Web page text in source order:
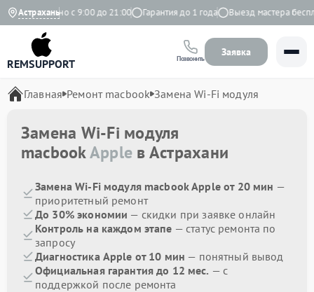
Астрахань
Ежедневно с 9:00 до 21:00 Гарантия до 1 года Выезд мастера
REMSUPPORT Позвонить
Заявка
Главная Ремонт macbook Замена Wi-Fi модуля
Замена Wi-Fi модуля
macbookApple в Астрахани
Замена Wi-Fi модуля macbook Apple от 20 мин —
приоритетный ремонт
До 30% экономии — скидки при заявке онлайн
Контроль на каждом этапе — статус ремонта по
запросу
Диагностика Apple от 10 мин — понятный вывод
Официальная гарантия до 12 мес. — с
поддержкой после ремонта